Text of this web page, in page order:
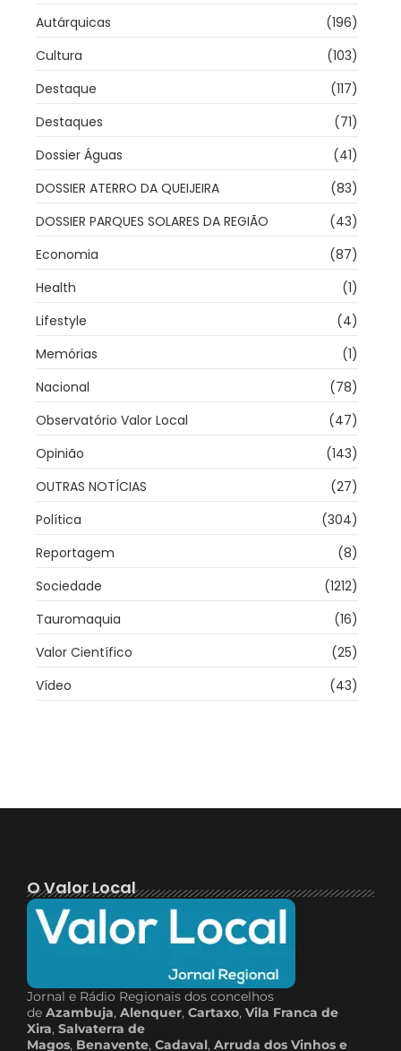
Autárquicas
(196)
Cultura
(103)
Destaque
(117)
Destaques
(71)
Dossier Águas
(41)
DOSSIER ATERRO DA QUEIJEIRA
(83)
DOSSIER PARQUES SOLARES DA REGIÃO
(43)
Economia
(87)
Health
(1)
Lifestyle
(4)
Memórias
(1)
Nacional
(78)
Observatório Valor Local
(47)
Opinião
(143)
OUTRAS NOTÍCIAS
(27)
Política
(304)
Reportagem
(8)
Sociedade
(1212)
Tauromaquia
(16)
Valor Científico
(25)
Vídeo
(43)
O Valor Local
Jornal e Rádio Regionais dos concelhos
de Azambuja, Alenquer, Cartaxo, Vila Franca de
Xira, Salvaterra de
Magos, Benavente, Cadaval, Arruda dos Vinhos e